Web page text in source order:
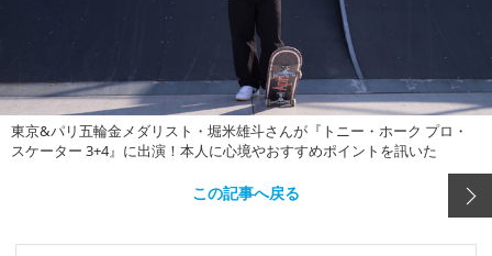
東京&パリ五輪金メダリスト・堀米雄斗さんが『トニー・ホーク プロ・
スケーター 3+4』に出演！本人に心境やおすすめポイントを訊いた
この記事へ戻る